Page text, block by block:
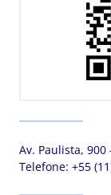
Av. Paulista, 900
Telefone: +55